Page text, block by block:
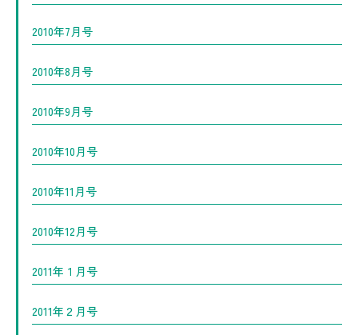
2010年7月号
2010年8月号
2010年9月号
2010年10月号
2010年11月号
2010年12月号
2011年１月号
2011年２月号